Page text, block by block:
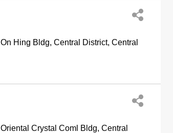
On Hing Bldg, Central District, Central
Oriental Crystal Coml Bldg, Central